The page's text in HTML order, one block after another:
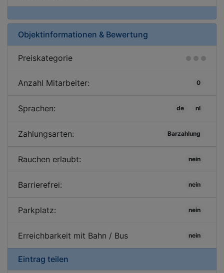
Objektinformationen & Bewertung
Preiskategorie
Anzahl Mitarbeiter: 0
Sprachen: de nl
Zahlungsarten: Barzahlung
Rauchen erlaubt: nein
Barrierefrei: nein
Parkplatz: nein
Erreichbarkeit mit Bahn / Bus nein
Eintrag teilen